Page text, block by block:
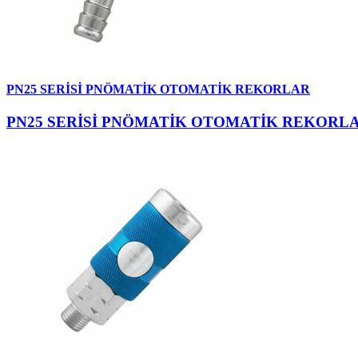
PN25 SERİSİ PNÖMATİK OTOMATİK REKORLAR
PN25 SERİSİ PNÖMATİK OTOMATİK